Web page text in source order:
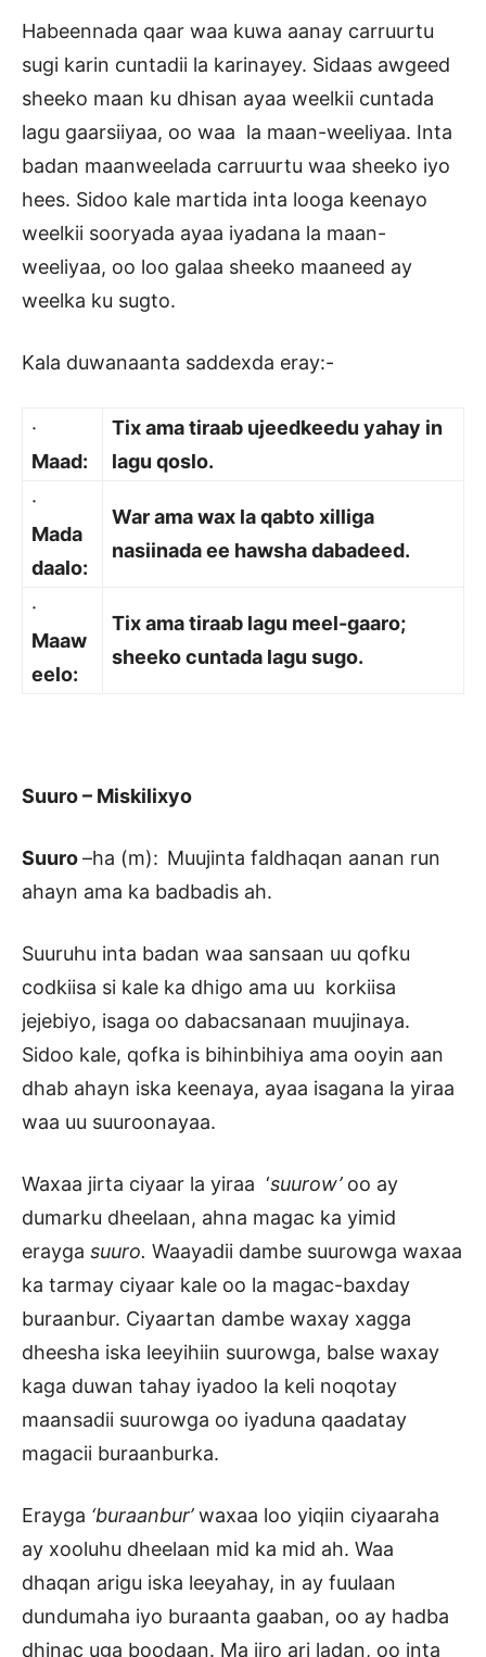
Habeennada qaar waa kuwa aanay carruurtu
sugi karin cuntadii la karinayey. Sidaas awgeed
sheeko maan ku dhisan ayaa weelkii cuntada
lagu gaarsiiyaa, oo waa la maan-weeliyaa. Inta
badan maanweelada carruurtu waa sheeko iyo
hees. Sidoo kale martida inta looga keenayo
weelkii sooryada ayaa iyadana la maan-
weeliyaa, oo loo galaa sheeko maaneed ay
weelka ku sugto.
Kala duwanaanta saddexda eray:-
·
Maad:
Tix ama tiraab ujeedkeedu yahay in
lagu qoslo.
·
Mada
daalo:
War ama wax la qabto xilliga
nasiinada ee hawsha dabadeed.
·
Maaw
eelo:
Tix ama tiraab lagu meel-gaaro;
sheeko cuntada lagu sugo.
Suuro – Miskilixyo
Suuro–ha (m): Muujinta faldhaqan aanan run
ahayn ama ka badbadis ah.
Suuruhu inta badan waa sansaan uu qofku
codkiisa si kale ka dhigo ama uu korkiisa
jejebiyo, isaga oo dabacsanaan muujinaya.
Sidoo kale, qofka is bihinbihiya ama ooyin aan
dhab ahayn iska keenaya, ayaa isagana la yiraa
waa uu suuroonayaa.
Waxaa jirta ciyaar la yiraa ‘suurow’oo ay
dumarku dheelaan, ahna magac ka yimid
erayga suuro. Waayadii dambe suurowga waxaa
ka tarmay ciyaar kale oo la magac-baxday
buraanbur. Ciyaartan dambe waxay xagga
dheesha iska leeyihiin suurowga, balse waxay
kaga duwan tahay iyadoo la keli noqotay
maansadii suurowga oo iyaduna qaadatay
magacii buraanburka.
Erayga ‘buraanbur’waxaa loo yiqiin ciyaaraha
ay xooluhu dheelaan mid ka mid ah. Waa
dhaqan arigu iska leeyahay, in ay fuulaan
dundumaha iyo buraanta gaaban, oo ay hadba
dhinac uga boodaan. Ma jiro ari ladan, oo inta